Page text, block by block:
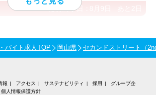
応募終了日：
バイト求人TOP 岡山県 セカンドストリート（
報 アクセス サステナビリティ 採用
グループ企
個人情報保護方針